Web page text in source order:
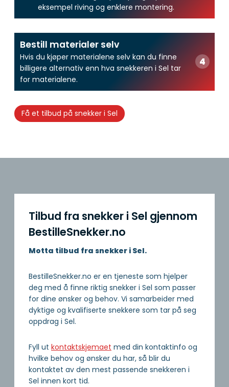
eksempel riving og enklere montering.
Bestill materialer selv
Hvis du kjøper materialene selv kan du finne
billigere alternativ enn hva snekkeren i Sel tar
for materialene.
Få et tilbud på snekker i Sel
Tilbud fra snekker i Sel gjennom
BestilleSnekker.no
Motta tilbud fra snekker i Sel.
BestilleSnekker.no er en tjeneste som hjelper
deg med å finne riktig snekker i Sel som passer
for dine ønsker og behov. Vi samarbeider med
dyktige og kvalifiserte snekkere som tar på seg
oppdrag i Sel.
Fyll ut kontaktskjemaet med din kontaktinfo og
hvilke behov og ønsker du har, så blir du
kontaktet av den mest passende snekkeren i
Sel innen kort tid.